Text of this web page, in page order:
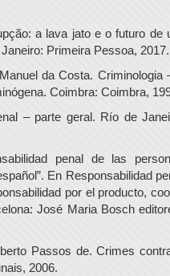
a lava jato e o futuro de
Primeira Pessoa, 2017.
da Costa. Criminologia
Coimbra: Coimbra,
– parte geral. Río de
penal de las
En Responsabilidad
por el producto,
José Maria Bosch
Passos de. Crimes
2006.